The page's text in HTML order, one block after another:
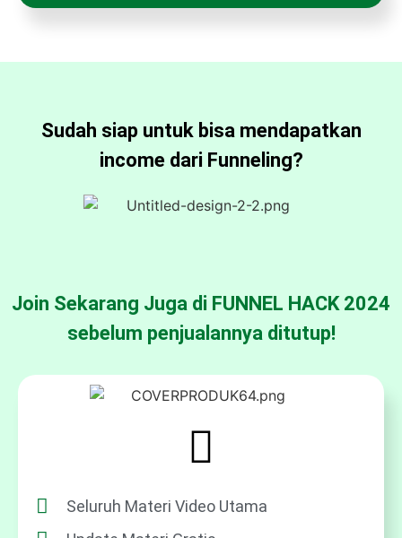
Sudah siap untuk bisa mendapatkan
income dari Funneling?
Join Sekarang Juga di FUNNEL HACK 2024
sebelum penjualannya ditutup!
Seluruh Materi Video Utama